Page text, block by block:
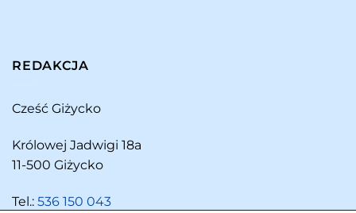
REDAKCJA
Cześć Giżycko
Królowej Jadwigi 18a
11-500 Giżycko
Tel.: 536 150 043